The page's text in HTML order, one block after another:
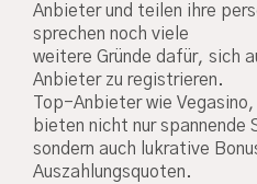
Anbieter und teilen ihre
sprechen noch viele
weitere Gründe dafür, sich
Anbieter zu registrieren.
Top-Anbieter wie
bieten nicht nur spannende
sondern auch lukrative
Auszahlungsquoten.